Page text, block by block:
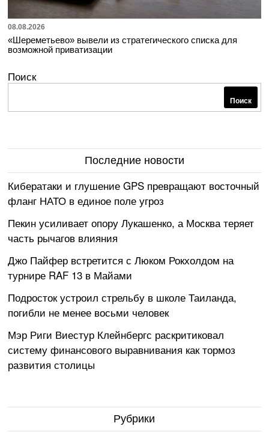
08.08.2026
«Шереметьево» вывели из стратегического списка для
возможной приватизации
Поиск
Поиск
Последние новости
Кибератаки и глушение GPS превращают восточный
фланг НАТО в единое поле угроз
Пекин усиливает опору Лукашенко, а Москва теряет
часть рычагов влияния
Джо Пайфер встретится с Люком Рокхолдом на
турнире RAF 13 в Майами
Подросток устроил стрельбу в школе Таиланда,
погибли не менее восьми человек
Мэр Риги Виестур Клейнбергс раскритиковал
систему финансового выравнивания как тормоз
развития столицы
Рубрики